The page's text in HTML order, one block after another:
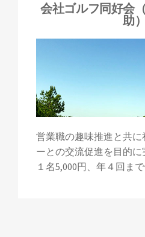
会社ゴルフ同好会
助）
営業職の趣味推進と共
ーとの交流促進を目的に
１名5,000円、年４回ま